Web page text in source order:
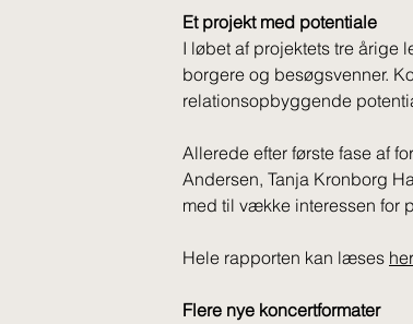
Et projekt med potentiale
I løbet af projektets tre årige
borgere og besøgsvenner.
relationsopbyggende
Allerede efter første fase af
Andersen, Tanja Kronborg
med til vække interessen for
Hele rapporten kan læses
Flere nye koncertformater